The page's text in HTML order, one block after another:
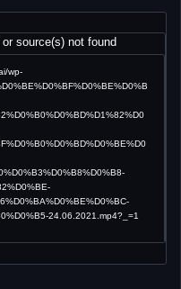
source(s) not found
wp-
24.06.2021.mp4?_=1